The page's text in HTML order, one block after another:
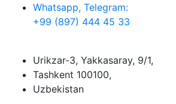
Whatsapp, Telegram:
+99 (897) 444 45 33
Urikzar-3, Yakkasaray, 9/1,
Tashkent 100100,
Uzbekistan